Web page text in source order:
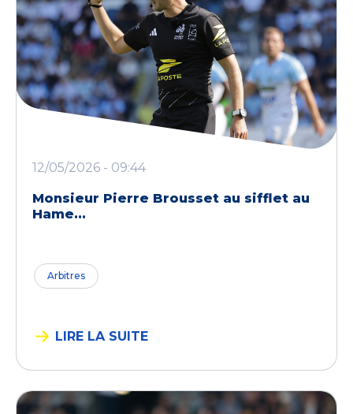
12/05/2026 - 09:44
Monsieur Pierre Brousset au sifflet au
Hame...
Arbitres
LIRE LA SUITE